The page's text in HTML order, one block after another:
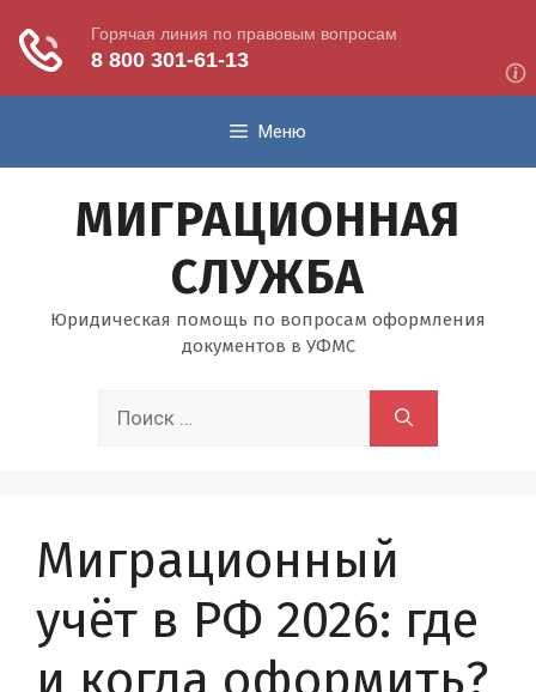
содержимому
Меню
МИГРАЦИОННАЯ
СЛУЖБА
Юридическая помощь по вопросам оформления
документов в УФМС
Миграционный
учёт в РФ 2026: где
и когда оформить?